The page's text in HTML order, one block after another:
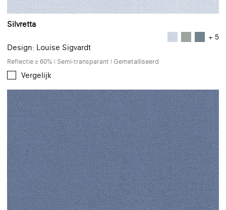
Silvretta
+ 5
Design: Louise Sigvardt
Reflectie ≥ 60% | Semi-transparant | Gemetalliseerd
Vergelijk